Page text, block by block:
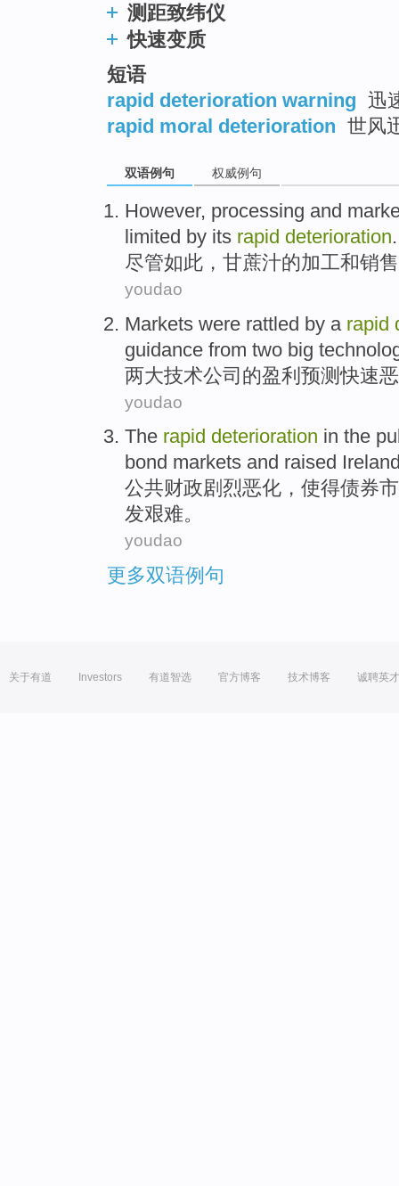
测距致纬仪
快速变质
短语
rapid deterioration warning 迅
rapid moral deterioration 世风
双语例句 权威例句
However, processing and
limited by its rapid deterioration.
尽管如此 ， 甘蔗汁的加工和销售
youdao
Markets were rattled by a rapid
guidance from two big
两大技术公司 的盈利 预测快速
youdao
The rapid deterioration in the
bond markets and raised
公共财政剧烈恶化 ，使得债券
发艰难。
youdao
更多双语例句
关于有道 Investors 有道智选 官方博客 技术博客 诚聘英才